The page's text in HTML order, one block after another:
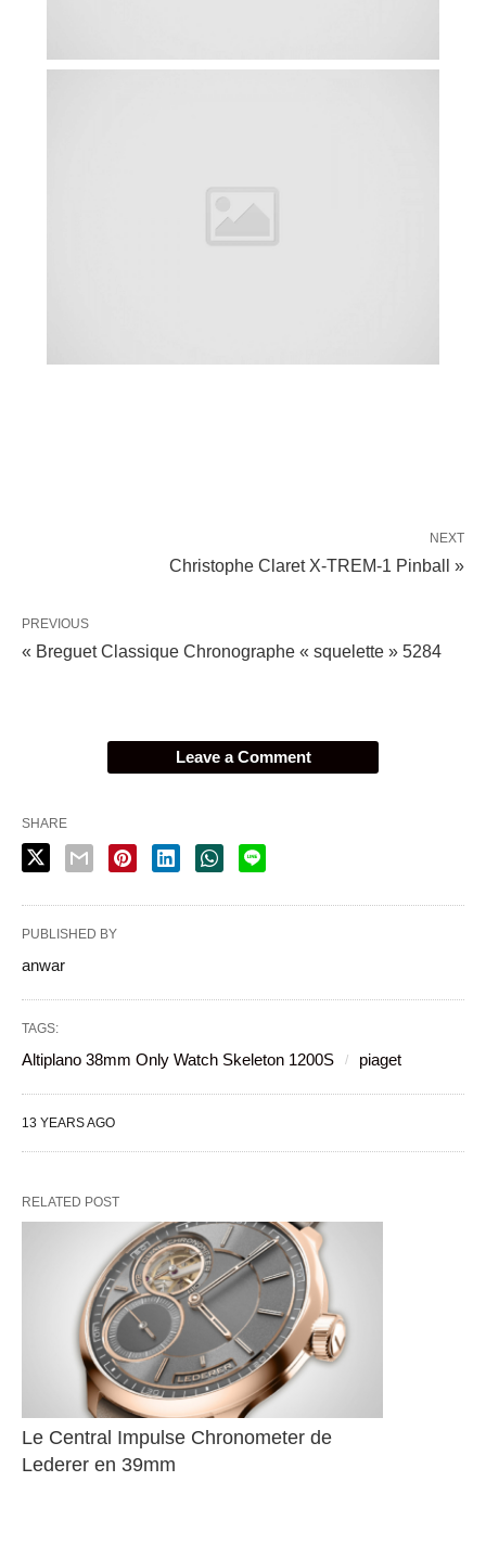
NEXT
Christophe Claret X-TREM-1 Pinball »
PREVIOUS
« Breguet Classique Chronographe « squelette » 5284
Leave a Comment
SHARE
PUBLISHED BY
anwar
TAGS:
Altiplano 38mm Only Watch Skeleton 1200S piaget
13 YEARS AGO
RELATED POST
Le Central Impulse Chronometer de
Lederer en 39mm